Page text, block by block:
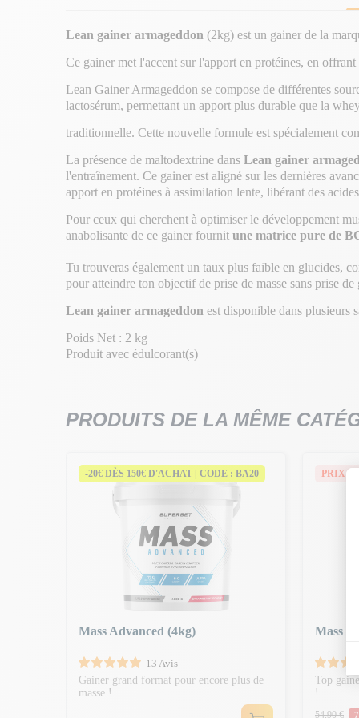
Lean gainer armageddon (2kg) est un gainer de la
Ce gainer met l'accent sur l'apport en protéines, en
Lean Gainer Armageddon se compose de différentes
lactosérum, permettant un apport plus durable que la
traditionnelle. Cette nouvelle formule est spécialement
La présence de maltodextrine dans Lean gainer
l'entraînement. Ce gainer est aligné sur les dernières
apport en protéines à assimilation lente, libérant des
Pour ceux qui cherchent à optimiser le développement
anabolisante de ce gainer fournit une matrice pure de
Tu trouveras également un taux plus faible en glucides,
pour atteindre ton objectif de prise de masse sans prise de
Lean gainer armageddon est disponible dans plusieurs
Poids Net : 2 kg
Produit avec édulcorant(s)
PRODUITS DE LA MÊME
-20€ DÈS 150€ D'ACHAT | CODE : BA20
Mass Advanced (4kg)
13 Avis
Gainer grand format pour encore plus de
masse !
PRIX
Mass
Top
!
Prix
54,90 € -